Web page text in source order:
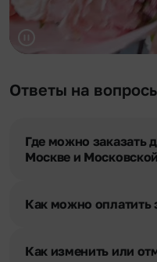
Ответы на
Где можно заказать
Москве и
Как можно оплатить
Наличными.
Как изменить или